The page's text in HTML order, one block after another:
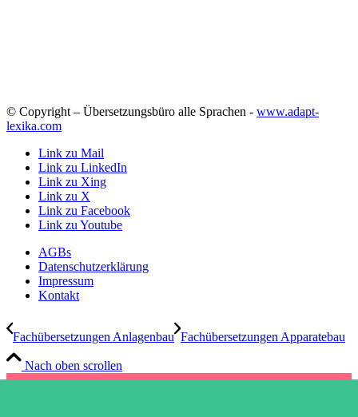
© Copyright – Übersetzungsbüro alle Sprachen - www.adapt-
lexika.com
Link zu Mail
Link zu LinkedIn
Link zu Xing
Link zu X
Link zu Facebook
Link zu Youtube
AGBs
Datenschutzerklärung
Impressum
Kontakt
Fachübersetzungen Anlagenbau Fachübersetzungen Apparatebau
Nach oben scrollen